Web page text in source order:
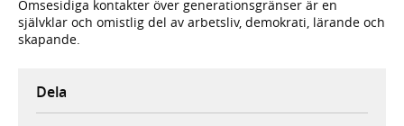
Ömsesidiga kontakter över generationsgränser är en
självklar och omistlig del av arbetsliv, demokrati, lärande och
skapande.
Dela